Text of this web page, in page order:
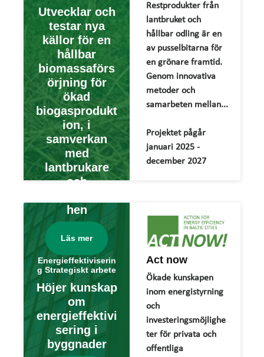
Utvecklar och
testar nya
källor för en
hållbar
biomassaförs
örjning för
ökad
biogasprodukt
ion, i
samverkan
med
lantbrukare
och
hen
Läs mer
Restprodukter från
lantbruket och
hållbar odling är en
av pusselbitarna för
en grönare framtid.
Genom innovativa
metoder och
samarbeten mellan...
Projektet pågår
januari 2025 -
december 2027
Energieffektiviserin
g Strategiskt arbete
Höjer kunskap
om
energieffektivi
sering i
byggnader
Act now
Ökade kunskapen
inom energistyrning
och
investeringsmöjlighe
ter för privata och
offentliga